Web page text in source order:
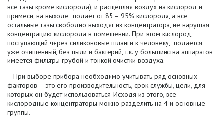
все газы кроме кислорода), и расщепляя воздух на кислород и
примеси, на выходе подает от 85 – 95% кислорода, а все
остальные газы свободно выходят из концентратора, не нарушая
концентрацию кислорода в помещении. При этом кислород,
поступающий через силиконовые шланги к человеку, подается
уже очищенный, без пыли и бактерий, т.к. у большинства аппаратов
имеется фильтры грубой и тонкой очистки воздуха.
При выборе прибора необходимо учитывать ряд основных
факторов – это его производительность, срок службы, цели, для
которых он будет использоваться. Исходя из этого, все
кислородные концентраторы можно разделить на 4-и основные
группы.